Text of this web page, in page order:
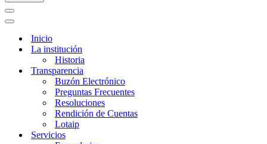
Menú
de
Menú
navegación
Inicio
La institución
Historia
Transparencia
Buzón Electrónico
Preguntas Frecuentes
Resoluciones
Rendición de Cuentas
Lotaip
Servicios